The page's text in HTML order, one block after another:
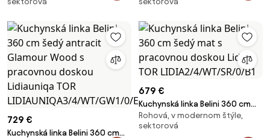
pracovnou doskou Lidiauniqa2
LIDIAUNIQA2/4/WT/GW1/0/B1
pracovnou doskou Armin2 TOR
729 €
Kuchynská linka Belini 360 cm
679 €
Kuchynská linka Belini 360 cm
šedý mat s pracovnou doskou
Lidia2 TOR LIDIA2/4/WT/SR/0/B1
Rohová, v modernom štýle,
sektorová